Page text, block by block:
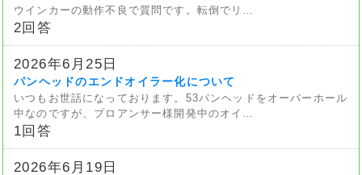
ウインカーの動作不良で質問です。転倒でリ…
2回答
2026年6月25日
パンヘッドのエンドオイラー化について
いつもお世話になっております。53パンヘッドをオーバーホール
中なのですが、プロアンサー様開発中のオイ…
1回答
2026年6月19日